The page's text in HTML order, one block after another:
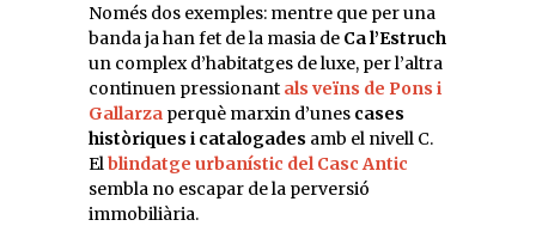
Només dos exemples: mentre que per una
banda ja han fet de la masia de Ca l’Estruch
un complex d’habitatges de luxe, per l’altra
continuen pressionant als veïns de Pons i
Gallarza perquè marxin d’unes cases
històriques i catalogades amb el nivell C.
Elblindatge urbanístic del Casc Antic
sembla no escapar de la perversió
immobiliària.